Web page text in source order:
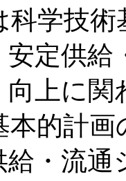
科学技
定供
向上に
本的計
給・流